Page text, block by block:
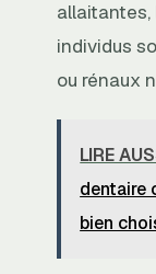
allaitantes,
individus
ou rénaux
LIRE
dentaire
bien